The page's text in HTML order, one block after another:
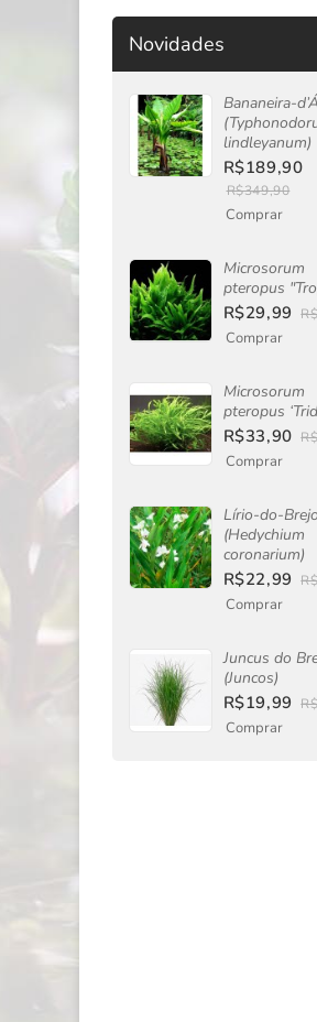
Novidades
Bananeira-
lindleyanum)
R$189,90
R$349,90
Comprar
Microsorum
pteropus
R$29,99
Comprar
Microsorum
pteropus
R$33,90
Comprar
Lírio-do-Brejo
(Hedychium
coronarium)
R$22,99
Comprar
Juncus do
(Juncos)
R$19,99
Comprar